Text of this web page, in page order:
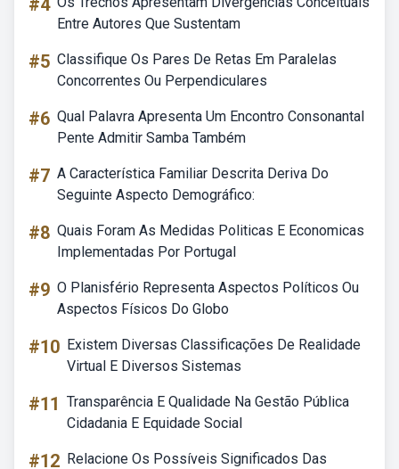
#4
Entre Autores Que Sustentam
#5 Classifique Os Pares De Retas Em Paralelas
Concorrentes Ou Perpendiculares
#6 Qual Palavra Apresenta Um Encontro Consonantal
Pente Admitir Samba Também
#7 A Característica Familiar Descrita Deriva Do
Seguinte Aspecto Demográfico:
#8 Quais Foram As Medidas Politicas E Economicas
Implementadas Por Portugal
#9 O Planisfério Representa Aspectos Políticos Ou
Aspectos Físicos Do Globo
#10 Existem Diversas Classificações De Realidade
Virtual E Diversos Sistemas
#11 Transparência E Qualidade Na Gestão Pública
Cidadania E Equidade Social
#12 Relacione Os Possíveis Significados Das